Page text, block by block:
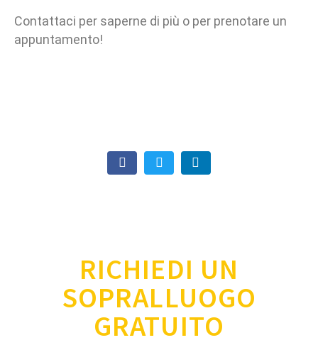
Contattaci per saperne di più o per prenotare un
appuntamento!
RICHIEDI UN
SOPRALLUOGO
GRATUITO